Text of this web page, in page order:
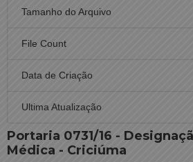
Tamanho do Arquivo
File Count
Data de Criação
Ultima Atualização
Portaria 0731/16 -
Médica - Criciúma